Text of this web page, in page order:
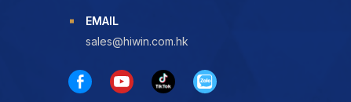
EMAIL
sales@hiwin.com.hk